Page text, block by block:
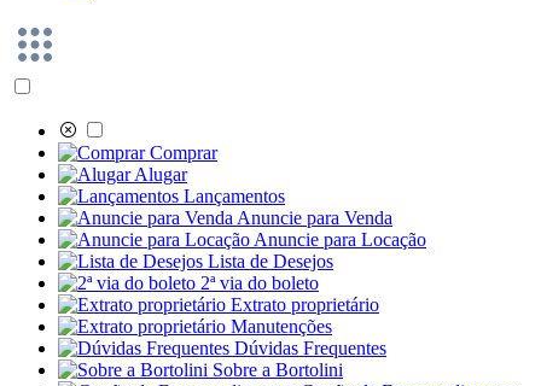
Comprar
Alugar
Lançamentos
Anuncie para Venda
Anuncie para Locação
Lista de Desejos
2ª via do boleto
Extrato proprietário
Manutenções
Dúvidas Frequentes
Sobre a Bortolini